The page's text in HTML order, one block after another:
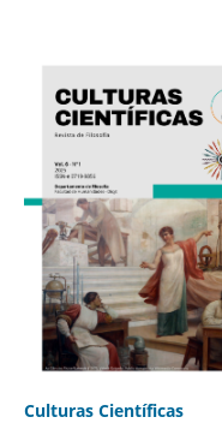
Culturas Científicas